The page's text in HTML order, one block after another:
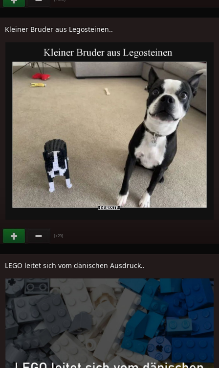
Kleiner Bruder aus Legosteinen..
(+29)
LEGO leitet sich vom dänischen Ausdruck..